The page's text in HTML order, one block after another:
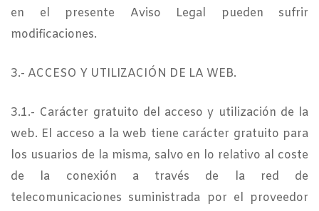
en el presente Aviso Legal pueden sufrir
modificaciones.
3.- ACCESO Y UTILIZACIÓN DE LA WEB.
3.1.- Carácter gratuito del acceso y utilización de la
web. El acceso a la web tiene carácter gratuito para
los usuarios de la misma, salvo en lo relativo al coste
de la conexión a través de la red de
telecomunicaciones suministrada por el proveedor